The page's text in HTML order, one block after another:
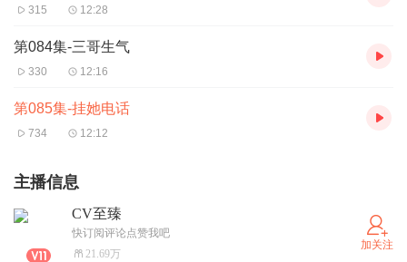
315 12:28
第084集-三哥生气
330 12:16
第085集-挂她电话
734 12:12
主播信息
CV至臻
快订阅评论点赞我吧
21.69万
加关注